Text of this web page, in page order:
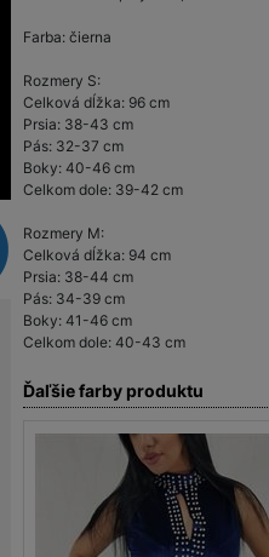
Farba: čierna
Rozmery S:
Celková dĺžka: 96 cm
Prsia: 38-43 cm
Pás: 32-37 cm
Boky: 40-46 cm
Celkom dole: 39-42 cm
Rozmery M:
Celková dĺžka: 94 cm
Prsia: 38-44 cm
Pás: 34-39 cm
Boky: 41-46 cm
Celkom dole: 40-43 cm
Ďaľšie farby produktu